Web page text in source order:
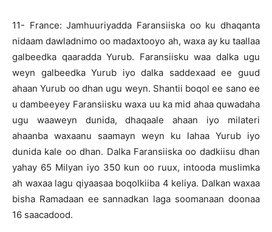
11- France: Jamhuuriyadda Faransiiska oo ku dhaqanta
nidaam dawladnimo oo madaxtooyo ah, waxa ay ku taallaa
galbeedka qaaradda Yurub. Faransiisku waa dalka ugu
weyn galbeedka Yurub iyo dalka saddexaad ee guud
ahaan Yurub oo dhan ugu weyn. Shantii boqol ee sano ee
u dambeeyey Faransiisku waxa uu ka mid ahaa quwadaha
ugu waaweyn dunida, dhaqaale ahaan iyo milateri
ahaanba waxaanu saamayn weyn ku lahaa Yurub iyo
dunida kale oo dhan. Dalka Faransiiska oo dadkiisu dhan
yahay 65 Milyan iyo 350 kun oo ruux, intooda muslimka
ah waxaa lagu qiyaasaa boqolkiiba 4 keliya. Dalkan waxaa
bisha Ramadaan ee sannadkan laga soomanaan doonaa
16 saacadood.